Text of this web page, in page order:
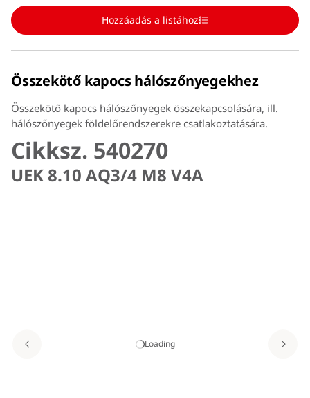
Hozzáadás a listához
Összekötő kapocs hálószőnyegekhez
Összekötő kapocs hálószőnyegek összekapcsolására, ill.
hálószőnyegek földelőrendszerekre csatlakoztatására.
Cikksz. 540270
UEK 8.10 AQ3/4 M8 V4A
Loading